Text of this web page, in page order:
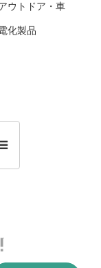
ウトドア・車
化製品